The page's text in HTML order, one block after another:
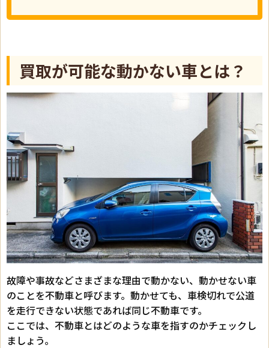
買取が可能な動かない車とは？
故障や事故などさまざまな理由で動かない、動かせない車
のことを不動車と呼びます。動かせても、車検切れで公道
を走行できない状態であれば同じ不動車です。
ここでは、不動車とはどのような車を指すのかチェックし
ましょう。